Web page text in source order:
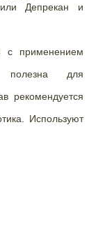
Депрекан и
с применением
полезна для
рекомендуется
Используют